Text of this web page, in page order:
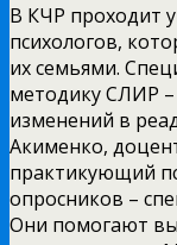
В КЧР проходит
психологов,
их семьями.
методику СЛИР
изменений в
Акименко,
практикующий
опросников –
Они помогают